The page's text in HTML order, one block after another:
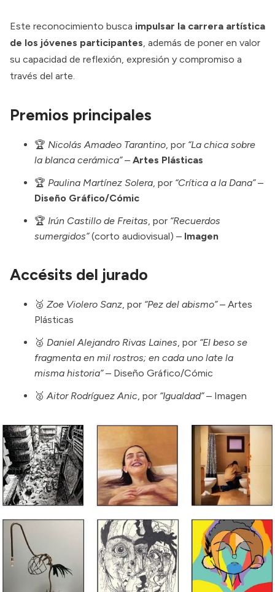
Este reconocimiento busca impulsar la carrera artística
de los jóvenes participantes, además de poner en valor
su capacidad de reflexión, expresión y compromiso a
través del arte.
Premios principales
🏆 Nicolás Amadeo Tarantino, por “La chica sobre
la blanca cerámica”– Artes Plásticas
🏆 Paulina Martínez Solera, por “Crítica a la Dana”–
Diseño Gráfico/Cómic
🏆 Irún Castillo de Freitas, por “Recuerdos
sumergidos”(corto audiovisual) – Imagen
Accésits del jurado
🥈 Zoe Violero Sanz, por “Pez del abismo”– Artes
Plásticas
🥈 Daniel Alejandro Rivas Laines, por “El beso se
fragmenta en mil rostros; en cada uno late la
misma historia”– Diseño Gráfico/Cómic
🥈Aitor Rodríguez Anic, por “Igualdad”– Imagen